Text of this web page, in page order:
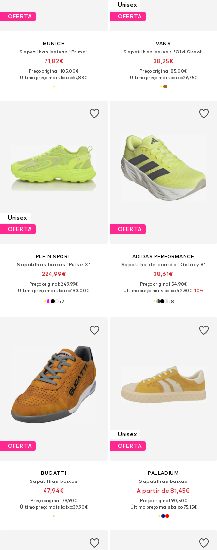
OFERTA
MUNICH
Sapatilhas baixas 'Prime'
71,82€
Preço original: 105,00€
Último preço mais baixo:67,83€
Unisex
OFERTA
VANS
Sapatilhas baixas 'Old Skool'
38,25€
Preço original: 85,00€
Último preço mais baixo:29,75€
Unisex
OFERTA
PLEIN SPORT
Sapatilhas baixas 'Pulse X'
224,99€
Preço original: 249,99€
Último preço mais baixo:190,00€
+2
OFERTA
ADIDAS PERFORMANCE
Sapatilha de corrida 'Galaxy 8'
38,61€
Preço original: 54,90€
Último preço mais baixo:42,90€-10%
+8
OFERTA
BUGATTI
Sapatilhas baixas
47,94€
Preço original: 79,90€
Último preço mais baixo:39,90€
Unisex
OFERTA
PALLADIUM
Sapatilhas baixas
A partir de 81,45€
Preço original: 90,50€
Último preço mais baixo:75,15€